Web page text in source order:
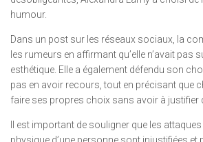
humour.
Dans un post sur les réseaux sociaux, la
les rumeurs en affirmant qu’elle n’avait pas
esthétique. Elle a également défendu son
pas en avoir recours, tout en précisant que
faire ses propres choix sans avoir à justifier
Il est important de souligner que les